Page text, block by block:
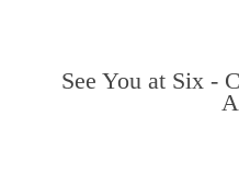
See You at Six -